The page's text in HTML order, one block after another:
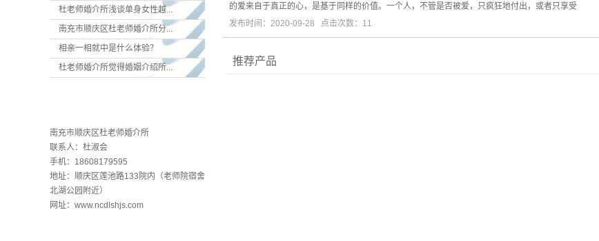
杜老师婚介所浅谈单身女性越...
南充市顺庆区杜老师婚介所分...
相亲一相就中是什么体验？
杜老师婚介所觉得婚姻介绍所...
南充市顺庆区杜老师婚介所
联系人：杜淑会
手机：18608179595
地址：顺庆区莲池路133院内（老师院宿舍
北湖公园附近）
网址：www.ncdlshjs.com
的爱来自于真正的心，是基于同样的价值。一个人，不管是否被爱，只疯狂地付出，或者只享受
发布时间：2020-09-28 点击次数：11
推荐产品